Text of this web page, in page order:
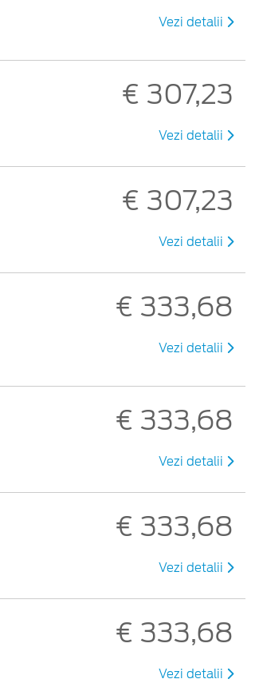
Vezi detalii
€ 307,23
Vezi detalii
€ 307,23
Vezi detalii
€ 333,68
Vezi detalii
€ 333,68
Vezi detalii
€ 333,68
Vezi detalii
€ 333,68
Vezi detalii